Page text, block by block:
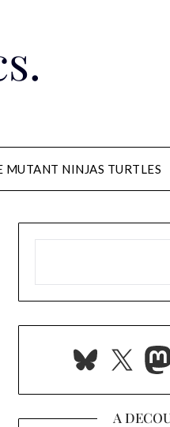
MUTANT NINJAS TURTLES
Bluesky
X
A